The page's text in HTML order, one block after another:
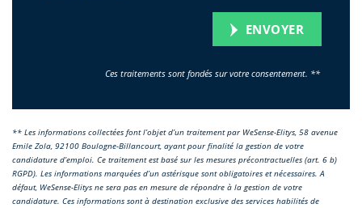
ENVOYER
** Les informations collectées font l’objet d’un traitement par WeSense-Elitys, 58 avenue
Emile Zola, 92100 Boulogne-Billancourt, ayant pour finalité la gestion de votre
candidature d’emploi. Ce traitement est basé sur les mesures précontractuelles (art. 6 b)
RGPD). Les informations marquées d’un astérisque sont obligatoires et nécessaires. A
défaut, WeSense-Elitys ne sera pas en mesure de répondre à la gestion de votre
candidature. Ces informations sont à destination exclusive des services habilités de